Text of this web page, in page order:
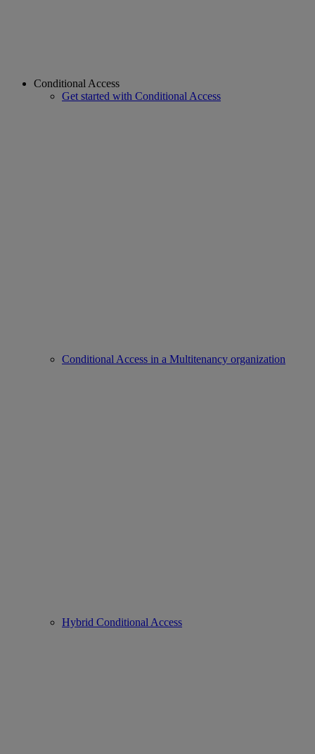
Conditional Access
Get started with Conditional Access
Conditional Access in a Multitenancy organization
Hybrid Conditional Access